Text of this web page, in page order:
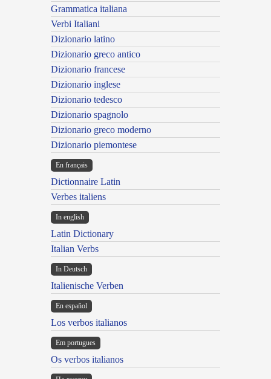
Grammatica italiana
Verbi Italiani
Dizionario latino
Dizionario greco antico
Dizionario francese
Dizionario inglese
Dizionario tedesco
Dizionario spagnolo
Dizionario greco moderno
Dizionario piemontese
En français
Dictionnaire Latin
Verbes italiens
In english
Latin Dictionary
Italian Verbs
In Deutsch
Italienische Verben
En español
Los verbos italianos
Em portugues
Os verbos italianos